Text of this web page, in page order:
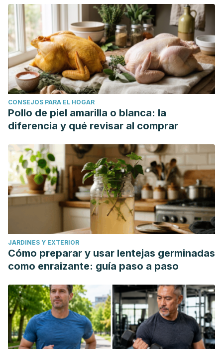
CONSEJOS PARA EL HOGAR
Pollo de piel amarilla o blanca: la
diferencia y qué revisar al comprar
JARDINES Y EXTERIOR
Cómo preparar y usar lentejas germinadas
como enraizante: guía paso a paso